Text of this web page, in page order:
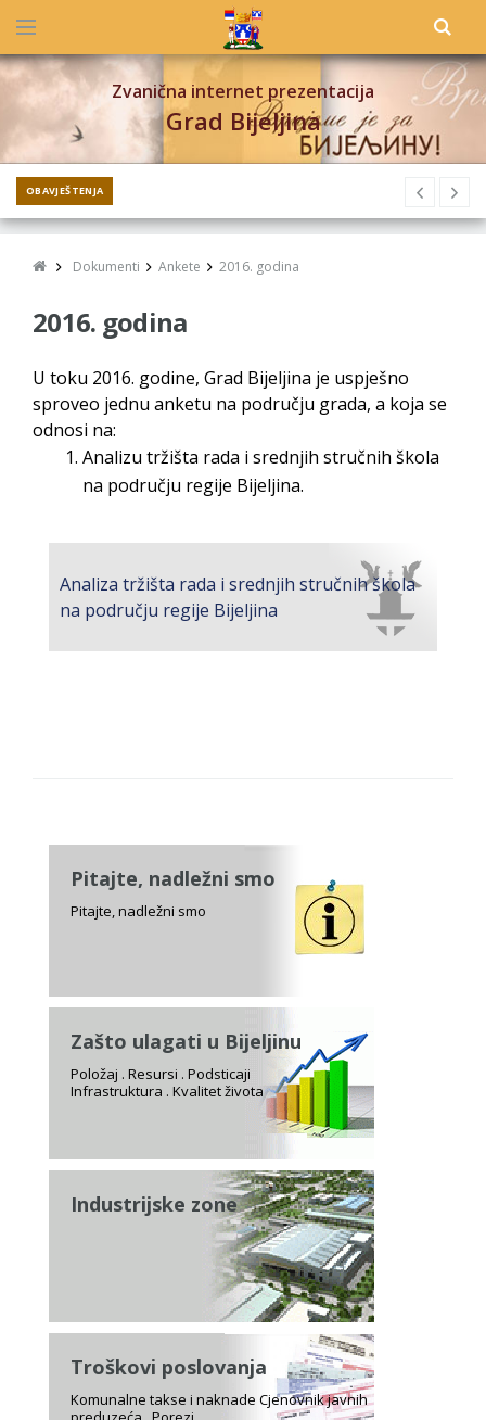
Zvanična internet prezentacija
Grad Bijeljina
OBAVJEŠTENJA
Dokumenti Ankete 2016. godina
2016. godina
U toku 2016. godine, Grad Bijeljina je uspješno
sproveo jednu anketu na području grada, a koja se
odnosi na:
Analizu tržišta rada i srednjih stručnih škola
na području regije Bijeljina.
Analiza tržišta rada i srednjih stručnih škola
na području regije Bijeljina
Pitajte, nadležni smo
Pitajte, nadležni smo
Zašto ulagati u Bijeljinu
Položaj . Resursi . Podsticaji
Infrastruktura . Kvalitet života
Industrijske zone
Troškovi poslovanja
Komunalne takse i naknade Cjenovnik javnih